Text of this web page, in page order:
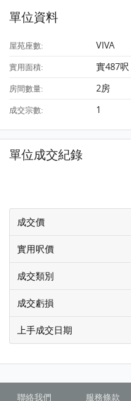
單位資料
屋苑座數: VIVA
實用面積: 實487呎
房間數量: 2房
成交宗數: 1
單位成交紀錄
成交價
實用呎價
成交類別
成交虧損
上手成交日期
聯絡我們 服務條款